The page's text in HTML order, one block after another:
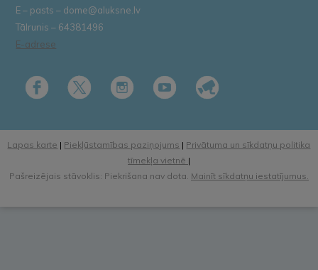
E – pasts – dome@aluksne.lv
Tālrunis – 64381496
E-adrese
Lapas karte | Piekļūstamības paziņojums | Privātuma un sīkdatņu politika
tīmekļa vietnē |
Pašreizējais stāvoklis: Piekrišana nav dota. Mainīt sīkdatņu iestatījumus.